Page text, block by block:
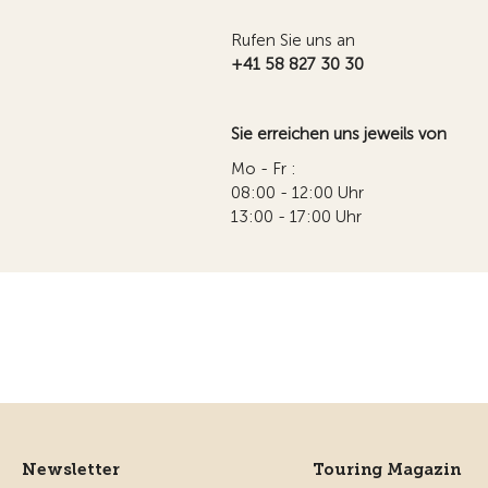
Rufen Sie uns an
+41 58 827 30 30
Sie erreichen uns jeweils von
Mo - Fr :
08:00 - 12:00 Uhr
13:00 - 17:00 Uhr
Newsletter Touring Magazin